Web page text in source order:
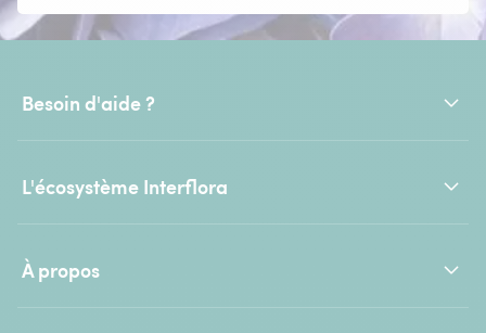
Besoin d'aide ?
L'écosystème Interflora
À propos